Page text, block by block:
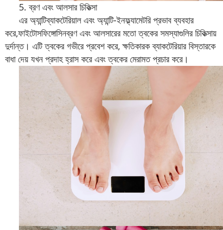
5. ব্রণ এবং আলসার চিকিত্সা
এর অ্যান্টিব্যাকটেরিয়াল এবং অ্যান্টি-ইনফ্ল্যামেটরি প্রভাব ব্যবহার
করে,ফাইটোসফিঙ্গোসিনব্রণ এবং আলসারের মতো ত্বকের সমস্যাগুলির চিকিত্সায়
দুর্দান্ত। এটি ত্বকের গভীরে প্রবেশ করে, ক্ষতিকারক ব্যাকটেরিয়ার বিস্তারকে
বাধা দেয় যখন প্রদাহ হ্রাস করে এবং ত্বকের মেরামত প্রচার করে।